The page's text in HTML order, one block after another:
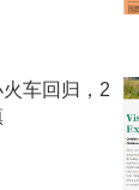
车回归，2